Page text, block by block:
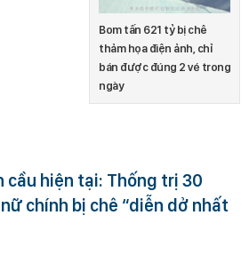
Bom tấn 621 tỷ bị chê
thảm họa điện ảnh, chỉ
bán được đúng 2 vé trong
ngày
cầu hiện tại: Thống trị 30
chính bị chê “diễn dở nhất